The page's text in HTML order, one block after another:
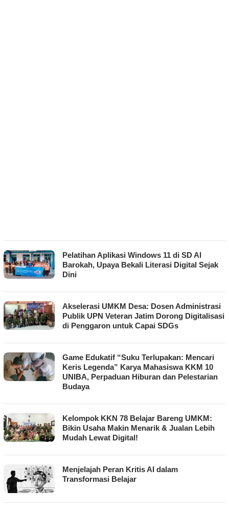
Pelatihan Aplikasi Windows 11 di SD Al
Barokah, Upaya Bekali Literasi Digital Sejak
Dini
Akselerasi UMKM Desa: Dosen Administrasi
Publik UPN Veteran Jatim Dorong Digitalisasi
di Penggaron untuk Capai SDGs
Game Edukatif “Suku Terlupakan: Mencari
Keris Legenda” Karya Mahasiswa KKM 10
UNIBA, Perpaduan Hiburan dan Pelestarian
Budaya
Kelompok KKN 78 Belajar Bareng UMKM:
Bikin Usaha Makin Menarik & Jualan Lebih
Mudah Lewat Digital!
Menjelajah Peran Kritis AI dalam
Transformasi Belajar